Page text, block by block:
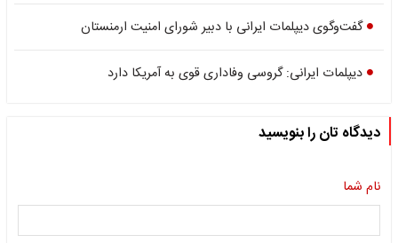
گفت‌وگوی دیپلمات ایرانی با دبیر شورای امنیت ارمنستان
دیپلمات ایرانی: گروسی وفاداری قوی به آمریکا دارد
دیدگاه تان را بنویسید
نام شما